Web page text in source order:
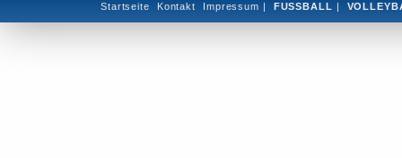
Startseite Kontakt Impressum | FUSSBALL |